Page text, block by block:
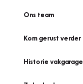
Ons team
Kom gerust verder
Historie vakgarage